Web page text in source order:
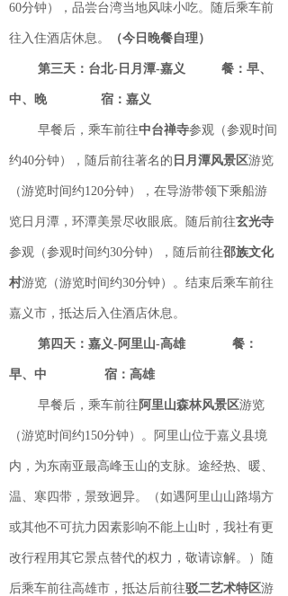
60分钟），品尝台湾当地风味小吃。随后乘车前
往入住酒店休息。 （今日晚餐自理）
第三天：台北-日月潭-嘉义 餐：早、
中、晚 宿：嘉义
早餐后，乘车前往中台禅寺参观（参观时间
约40分钟），随后前往著名的 日月潭风景区游览
（游览时间约120分钟），在导游带领下乘船游
览日月潭，环潭美景尽收眼底。随后前往玄光寺
参观（参观时间约30分钟），随后前往邵族文化
村游览（游览时间约30分钟）。结束后乘车前往
嘉义市，抵达后入住酒店休息。
第四天：嘉义-阿里山-高雄 餐：
早、中 宿：高雄
早餐后，乘车前往 阿里山森林风景区游览
（游览时间约150分钟）。阿里山位于嘉义县境
内，为东南亚最高峰玉山的支脉。途经热、暖、
温、寒四带，景致迥异。（如遇阿里山山路塌方
或其他不可抗力因素影响不能上山时，我社有更
改行程用其它景点替代的权力，敬请谅解。）随
后乘车前往高雄市，抵达后前往驳二艺术特区游